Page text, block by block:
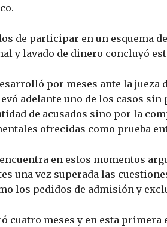
de participar en un esquema
y lavado de dinero concluyó
por meses ante la jueza
adelante uno de los casos
de acusados sino por la
ofrecidas como prueba
en estos momentos
una vez superada las
los pedidos de admisión y
cuatro meses y en esta primera